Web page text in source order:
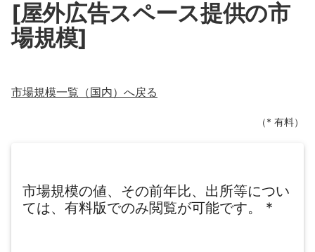
[屋外広告スペース提供の市
場規模]
市場規模一覧（国内）へ戻る
（* 有料）
市場規模の値、その前年比、出所等につい
ては、有料版でのみ閲覧が可能です。
*